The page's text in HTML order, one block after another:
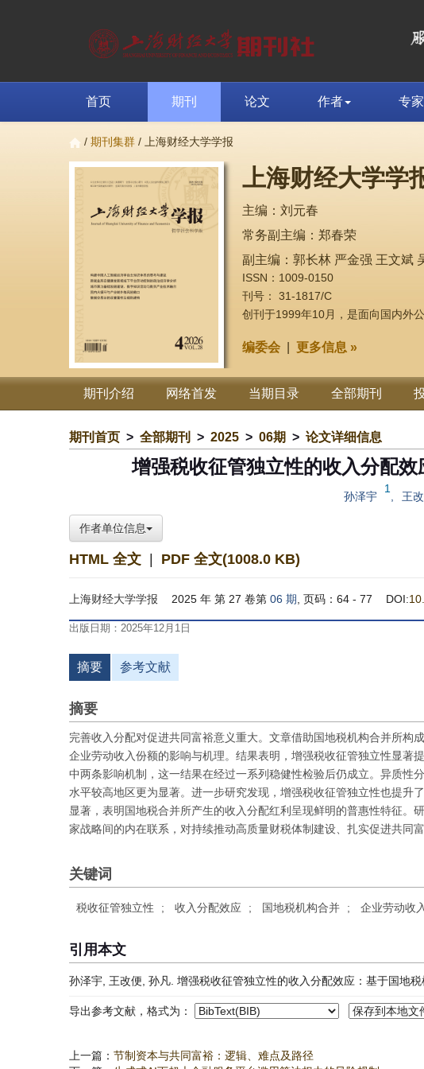
首页 期刊 论文 作者 专家
/ 期刊集群 / 上海财经大学学报
上海财经大学学
主编：刘元春
常务副主编：郑春荣
副主编：郭长林 严金强 王文斌
ISSN：1009-0150
刊号： 31-1817/C
创刊于1999年10月，是面向国内外
编委会 更多信息 »
期刊介绍 网络首发 当期目录 全部期刊
期刊首页 > 全部期刊 > 2025 > 06期 > 论文详细信息
增强税收征管独立性的收入分配
孙泽宇
1
王
作者单位信息
HTML 全文 PDF 全文(1008.0 KB)
上海财经大学学报 2025 年 第 27 卷第 06 期 , 页码：64 - 77 DOI:
出版日期：2025年12月1日
摘要 参考文献
摘要
完善收入分配对促进共同富裕意义重大。文章借助国地税机构合并所
企业劳动收入份额的影响与机理。结果表明，增强税收征管独立性显
中两条影响机制，这一结果在经过一系列稳健性检验后仍成立。异质性
水平较高地区更为显著。进一步研究发现，增强税收征管独立性也提
显著，表明国地税合并所产生的收入分配红利呈现鲜明的普惠性特征。
家战略间的内在联系，对持续推动高质量财税体制建设、扎实促进共同富
关键词
税收征管独立性 ; 收入分配效应 ; 国地税机构合并 ; 企业劳动收
引用本文
孙泽宇, 王改便, 孙凡. 增强税收征管独立性的收入分配效应：基于国地
导出参考文献，格式为：
上一篇： 节制资本与共同富裕：逻辑、难点及路径